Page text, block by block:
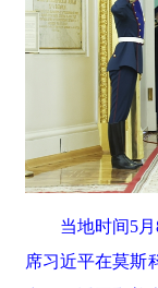
当地时间5
席习近平在莫斯